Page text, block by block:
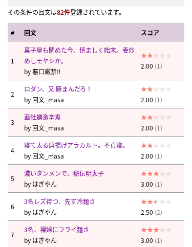
その条件の回文は82件登録されています。
# 回文 スコア
1
菓子屋も閉めた今、慎ましく始末。妻炒
めしモヤシか。
by悪口厳禁‼︎
2.00 (1)
2
ロダン、又 豚まんだろ！
by 回文_masa 2.00 (1)
3
韮牡蠣激辛煮
by 回文_masa 2.00 (1)
4
寝て太る唐揚げアラカルト。不貞寝。
by 回文_masa 2.00 (1)
5
濃いタンメンで、秘伝明太子
by はぎやん 3.00 (1)
6
3名レズ待つ、先ず冷麺さ
by はぎやん 2.50 (2)
7
3名、裸婦にフライ麺さ
by はぎやん 3.00 (1)